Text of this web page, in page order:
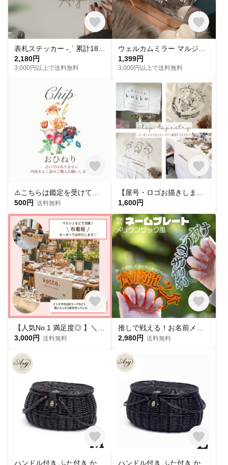
2,180円
3,000円以上で送料無料
1,399円
3,000円以上で送料無料
500円 送料無料
1,600円
3,000円 送料無料
2,980円 送料無料